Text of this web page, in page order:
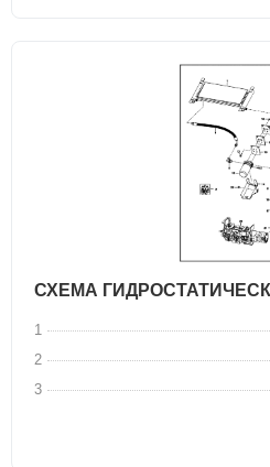
СХЕМА
1
2
3